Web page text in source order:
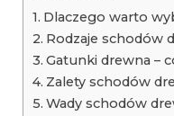
Dlaczego warto
Rodzaje schodów
Gatunki drewna –
Zalety schodów
Wady schodów